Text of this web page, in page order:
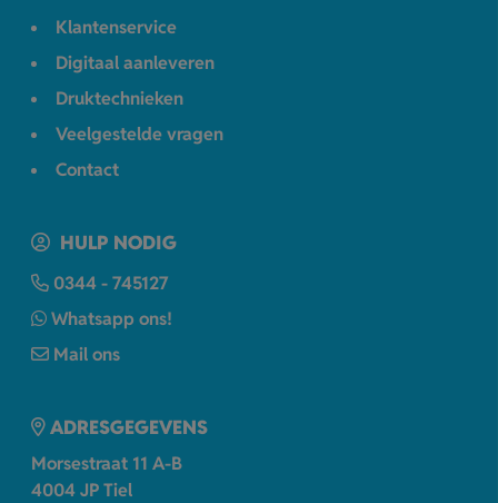
Klantenservice
Digitaal aanleveren
Druktechnieken
Veelgestelde vragen
Contact
HULP NODIG
0344 - 745127
Whatsapp ons!
Mail ons
ADRESGEGEVENS
Morsestraat 11 A-B
4004 JP Tiel